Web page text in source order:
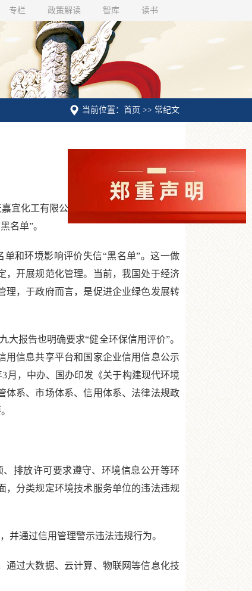
专栏 政策解读 智库 读书
当前位置：首页 >> 常纪文
化工有限公司“3·21”特别重大爆炸事故
名单”。
和环境影响评价失信“黑名单”。这一做
，开展规范化管理。当前，我国处于经济
理，于政府而言，是促进企业绿色发展转
报告也明确要求“健全环保信用评价”。
用信息共享平台和国家企业信用信息公示
月，中办、国办印发《关于构建现代环境
体系、市场体系、信用体系、法律法规政
排放许可要求遵守、环境信息公开等环
，分类规定环境技术服务单位的违法违规
通过信用管理警示违法违规行为。
过大数据、云计算、物联网等信息化技